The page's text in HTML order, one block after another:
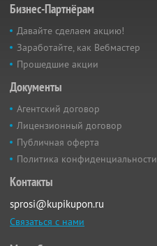
Бизнес-Партнёрам
Давайте сделаем акцию!
Заработайте, как Вебмастер
Прошедшие акции
Документы
Агентский договор
Лицензионный договор
Публичная оферта
Политика конфиденциальности
Контакты
sprosi@kupikupon.ru
Связаться с нами